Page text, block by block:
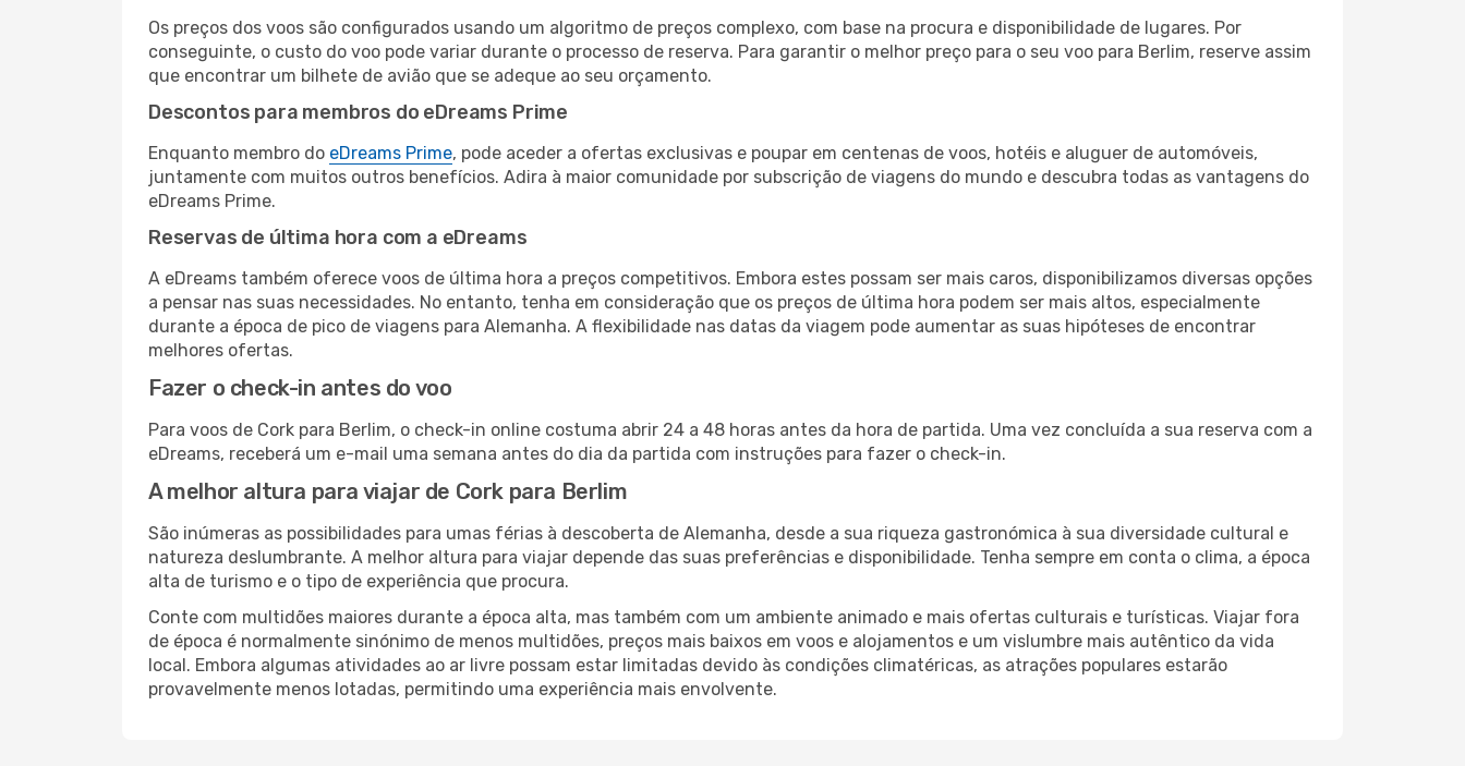
Os preços dos voos são configurados usando um algoritmo de preços complexo, com base na procura e disponibilidade de lugares. Por
conseguinte, o custo do voo pode variar durante o processo de reserva. Para garantir o melhor preço para o seu voo para Berlim, reserve assim
que encontrar um bilhete de avião que se adeque ao seu orçamento.
Descontos para membros do eDreams Prime
Enquanto membro do eDreams Prime, pode aceder a ofertas exclusivas e poupar em centenas de voos, hotéis e aluguer de automóveis,
juntamente com muitos outros benefícios. Adira à maior comunidade por subscrição de viagens do mundo e descubra todas as vantagens do
eDreams Prime.
Reservas de última hora com a eDreams
A eDreams também oferece voos de última hora a preços competitivos. Embora estes possam ser mais caros, disponibilizamos diversas opções
a pensar nas suas necessidades. No entanto, tenha em consideração que os preços de última hora podem ser mais altos, especialmente
durante a época de pico de viagens para Alemanha. A flexibilidade nas datas da viagem pode aumentar as suas hipóteses de encontrar
melhores ofertas.
Fazer o check-in antes do voo
Para voos de Cork para Berlim, o check-in online costuma abrir 24 a 48 horas antes da hora de partida. Uma vez concluída a sua reserva com a
eDreams, receberá um e-mail uma semana antes do dia da partida com instruções para fazer o check-in.
A melhor altura para viajar de Cork para Berlim
São inúmeras as possibilidades para umas férias à descoberta de Alemanha, desde a sua riqueza gastronómica à sua diversidade cultural e
natureza deslumbrante. A melhor altura para viajar depende das suas preferências e disponibilidade. Tenha sempre em conta o clima, a época
alta de turismo e o tipo de experiência que procura.
Conte com multidões maiores durante a época alta, mas também com um ambiente animado e mais ofertas culturais e turísticas. Viajar fora
de época é normalmente sinónimo de menos multidões, preços mais baixos em voos e alojamentos e um vislumbre mais autêntico da vida
local. Embora algumas atividades ao ar livre possam estar limitadas devido às condições climatéricas, as atrações populares estarão
provavelmente menos lotadas, permitindo uma experiência mais envolvente.